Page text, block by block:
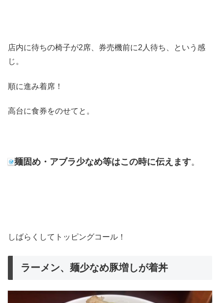
店内に待ちの椅子が2席、券売機前に2人待ち、という感
じ。
順に進み着席！
高台に食券をのせてと。
麺固め・アブラ少なめ等はこの時に伝えます。
しばらくしてトッピングコール！
ラーメン、麺少なめ豚増しが着丼